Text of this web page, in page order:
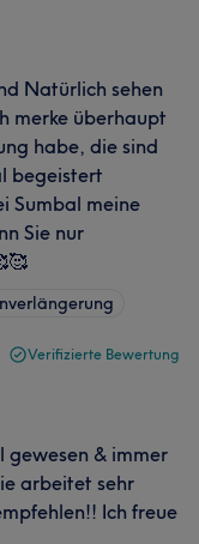
Natürlich sehen
merke überhaupt
habe, die sind
begeistert
Sumbal meine
Sie nur
Verifizierte Bewertung
gewesen & immer
arbeitet sehr
Ich freue